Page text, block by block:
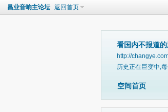
昌业音响主论坛 返回首页
看国内不报道的
http://
历史正在巨变中,每
空间首页